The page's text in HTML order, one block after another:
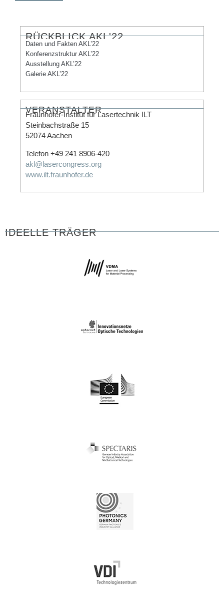
RÜCKBLICK AKL'22
Daten und Fakten AKL’22
Konferenzstruktur AKL’22
Ausstellung AKL’22
Galerie AKL’22
VERANSTALTER
Fraunhofer-Institut für Lasertechnik ILT
Steinbachstraße 15
52074 Aachen
Telefon +49 241 8906-420
akl@lasercongress.org
www.ilt.fraunhofer.de
IDEELLE TRÄGER